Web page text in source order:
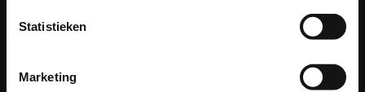
Statistieken
Marketing
De Nedersaksenlijn is een nieuwe spoorverbinding
aanpassingen op bestaande sporen en stations, maar